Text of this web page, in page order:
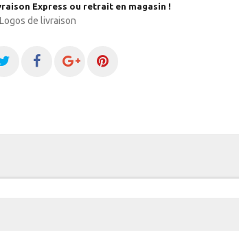
Express ou retrait en magasin !